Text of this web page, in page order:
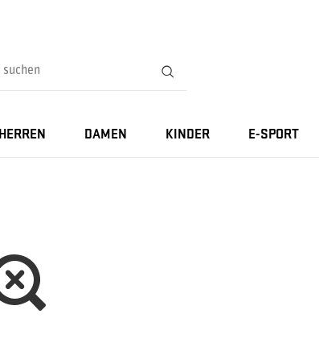
HERREN DAMEN KINDER E-SPORT